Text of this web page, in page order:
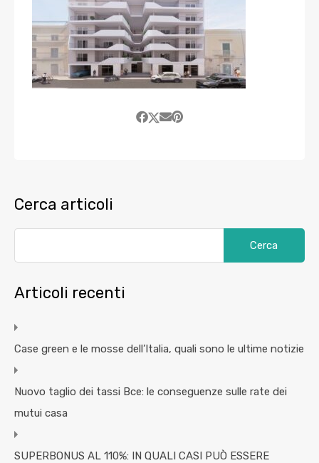
Cerca articoli
Articoli recenti
Case green e le mosse dell’Italia, quali sono le ultime notizie
Nuovo taglio dei tassi Bce: le conseguenze sulle rate dei
mutui casa
SUPERBONUS AL 110%: IN QUALI CASI PUÒ ESSERE